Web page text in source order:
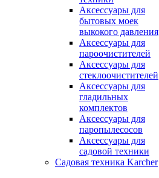
Аксессуары для
бытовых моек
выкокого давления
Аксессуары для
пароочистителей
Аксессуары для
стеклоочистителей
Аксессуары для
гладильных
комплектов
Аксессуары для
паропылесосов
Аксессуары для
садовой техники
Садовая техника Karcher